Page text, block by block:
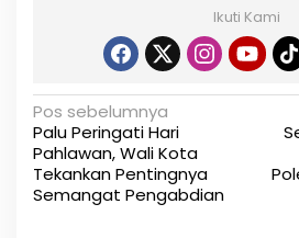
Ikuti Kami
N
a
v
Pos sebelumnya
Palu Peringati Hari
Pahlawan, Wali Kota
Tekankan Pentingnya
Semangat Pengabdian